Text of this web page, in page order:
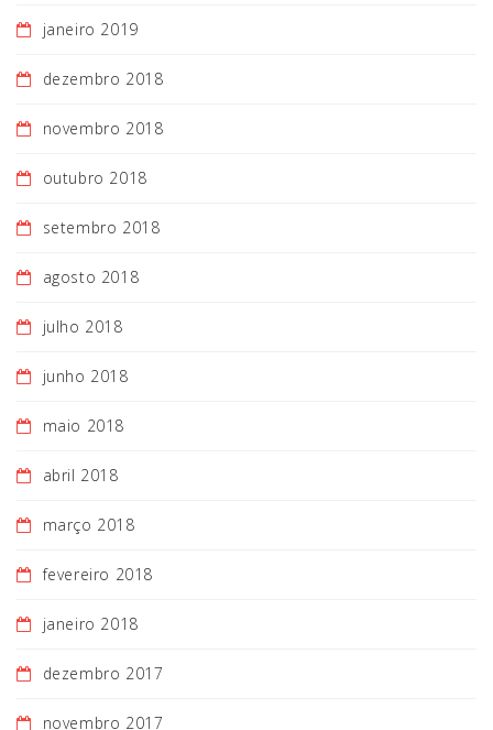
janeiro 2019
dezembro 2018
novembro 2018
outubro 2018
setembro 2018
agosto 2018
julho 2018
junho 2018
maio 2018
abril 2018
março 2018
fevereiro 2018
janeiro 2018
dezembro 2017
novembro 2017